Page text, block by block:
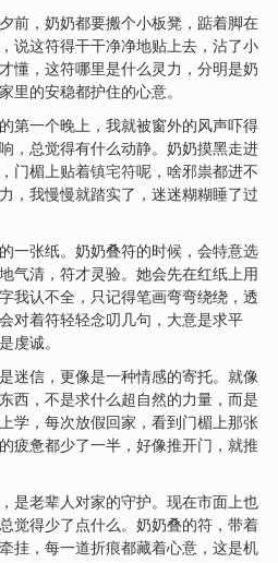
前，奶奶都要搬个小板凳，踮着脚在
说这符得干干净净地贴上去，沾了小
懂，这符哪里是什么灵力，分明是奶
里的安稳都护住的心意。
第一个晚上，我就被窗外的风声吓得
，总觉得有什么动静。奶奶摸黑走进
门楣上贴着镇宅符呢，啥邪祟都进不
，我慢慢就踏实了，迷迷糊糊睡了过
一张纸。奶奶叠符的时候，会特意选
气清，符才灵验。她会先在红纸上用
我认不全，只记得笔画弯弯绕绕，透
对着符轻轻念叨几句，大意是求平
虔诚。
迷信，更像是一种情感的寄托。就像
西，不是求什么超自然的力量，而是
学，每次放假回家，看到门楣上那张
疲惫都少了一半，好像推开门，就推
是老辈人对家的守护。现在市面上也
觉得少了点什么。奶奶叠的符，带着
挂，每一道折痕都藏着心意，这是机